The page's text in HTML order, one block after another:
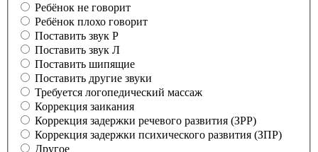
Ребёнок не говорит
Ребёнок плохо говорит
Поставить звук Р
Поставить звук Л
Поставить шипящие
Поставить другие звуки
Требуется логопедический массаж
Коррекция заикания
Коррекция задержки речевого развития (ЗРР)
Коррекция задержки психического развития (ЗПР)
Другое